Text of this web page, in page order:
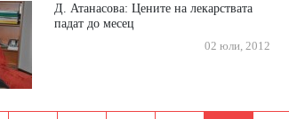
Д. Атанасова: Цените на лекарствата
падат до месец
02 юли, 2012